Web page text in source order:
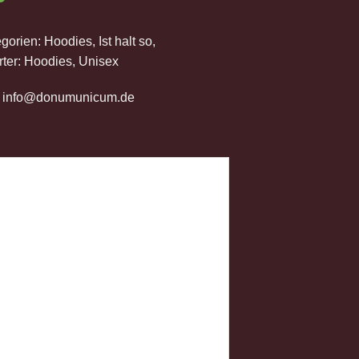
Hoodies, Ist halt so,
Hoodies, Unisex
info@donumunicum.de